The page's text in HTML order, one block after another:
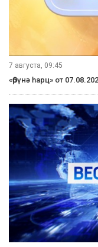
7 августа, 09:45
«Өрүнә һарц» от